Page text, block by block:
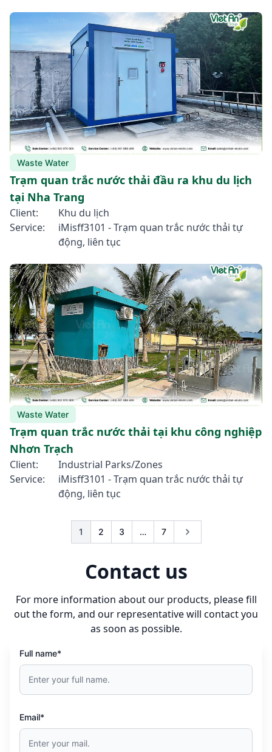
Waste Water
Trạm quan trắc nước thải đầu ra khu du lịch
tại Nha Trang
Client:
Khu du lịch
Service:
iMisff3101 - Trạm quan trắc nước thải tự
động, liên tục
Waste Water
Trạm quan trắc nước thải tại khu công nghiệp
Nhơn Trạch
Client:
Industrial Parks/Zones
Service:
iMisff3101 - Trạm quan trắc nước thải tự
động, liên tục
1 2 3 … 7
Contact us
For more information about our products, please fill
out the form, and our representative will contact you
as soon as possible.
Full name*
Email*